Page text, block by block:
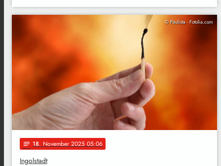
© Paulista - Fotolia.com
notes 18. November 2025 05:06
Ingolstadt